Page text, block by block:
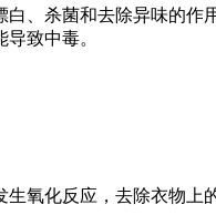
、杀菌和去除异味的作
致中毒。
化反应，去除衣物上